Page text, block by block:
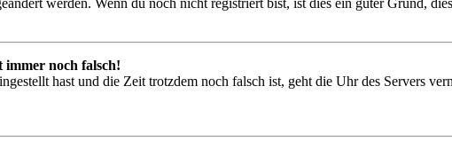
werden. Wenn du noch nicht registriert bist, ist dies ein guter Grund,
immer noch falsch!
hast und die Zeit trotzdem noch falsch ist, geht die Uhr des Servers